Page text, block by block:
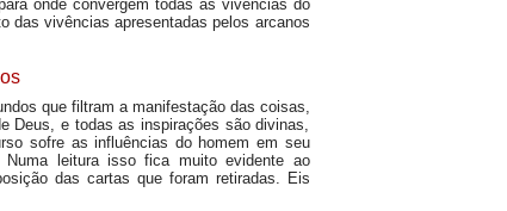
onde convergem todas as vivências do
das vivências apresentadas pelos arcanos
que filtram a manifestação das coisas,
Deus, e todas as inspirações são divinas,
sofre as influências do homem em seu
Numa leitura isso fica muito evidente ao
das cartas que foram retiradas. Eis